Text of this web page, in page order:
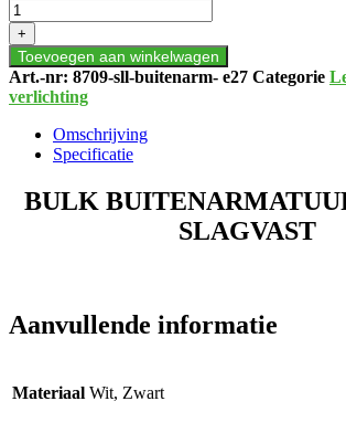
E27
WIT
SLAGVAST
aantal
+
Toevoegen aan winkelwagen
Art.-nr: 8709-sll-buitenarm- e27 Categorie
verlichting
Omschrijving
Specificatie
BULK
SLAGVAST
Aanvullende informatie
Materiaal Wit, Zwart